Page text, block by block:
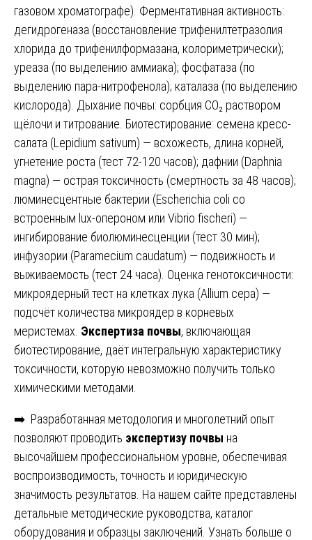
газовом хроматографе). Ферментативная активность:
дегидрогеназа (восстановление трифенилтетразолия
хлорида до трифенилформазана, колориметрически);
уреаза (по выделению аммиака); фосфатаза (по
выделению пара-нитрофенола); каталаза (по выделению
кислорода). Дыхание почвы: сорбция CO₂ раствором
щёлочи и титрование. Биотестирование: семена кресс-
салата (Lepidium sativum) — всхожесть, длина корней,
угнетение роста (тест 72-120 часов); дафнии (Daphnia
magna) — острая токсичность (смертность за 48 часов);
люминесцентные бактерии (Escherichia coli со
встроенным lux-опероном или Vibrio fischeri) —
ингибирование биолюминесценции (тест 30 мин);
инфузории (Paramecium caudatum) — подвижность и
выживаемость (тест 24 часа). Оценка генотоксичности:
микроядерный тест на клетках лука (Allium cepa) —
подсчёт количества микроядер в корневых
меристемах. Экспертиза почвы, включающая
биотестирование, даёт интегральную характеристику
токсичности, которую невозможно получить только
химическими методами.
➡️ Разработанная методология и многолетний опыт
позволяют проводить экспертизу почвы на
высочайшем профессиональном уровне, обеспечивая
воспроизводимость, точность и юридическую
значимость результатов. На нашем сайте представлены
детальные методические руководства, каталог
оборудования и образцы заключений. Узнать больше о